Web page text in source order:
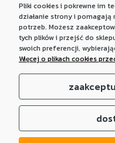
Pliki cookies i pokrewne im
działanie strony i
potrzeb. Możesz
tych plików i przejść do
swoich preferencji,
Więcej o plikach cookies